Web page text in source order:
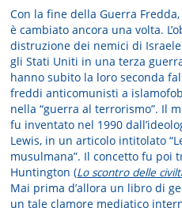
Con la fine della Guerra
è cambiato ancora una volta.
distruzione dei nemici di
gli Stati Uniti in una terza
hanno subito la loro seconda
freddi anticomunisti a
nella “guerra al terrorismo”. Il
fu inventato nel 1990
Lewis, in un articolo intitolato
musulmana”. Il concetto fu poi
Huntington (Lo scontro delle
Mai prima d’allora un libro di
un tale clamore mediatico